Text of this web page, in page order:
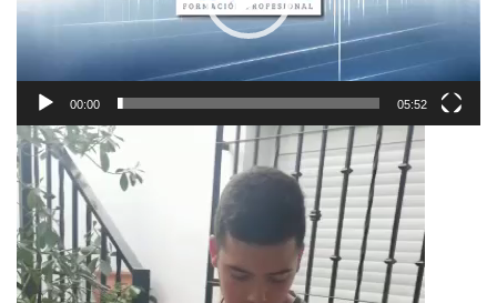
00:00 05:52
Reproductor
de
vídeo